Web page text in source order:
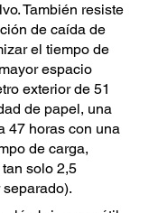
También resiste
de caída de
el tiempo de
espacio
exterior de 51
de papel, una
47 horas con una
de carga,
solo 2,5